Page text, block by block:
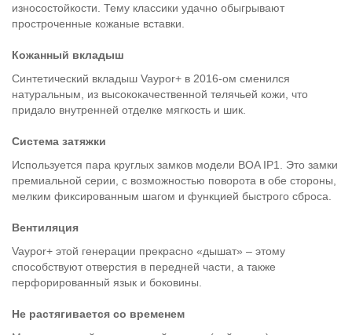
износостойкости. Тему классики удачно обыгрывают
простроченные кожаные вставки.
Кожанный вкладыш
Синтетический вкладыш Vaypor+ в 2016-ом сменился
натуральным, из высококачественной телячьей кожи, что
придало внутренней отделке мягкость и шик.
Система затяжки
Используется пара круглых замков модели BOA IP1. Это замки
премиальной серии, с возможностью поворота в обе стороны,
мелким фиксированным шагом и функцией быстрого сброса.
Вентиляция
Vaypor+ этой генерации прекрасно «дышат» – этому
способствуют отверстия в передней части, а также
перфорированный язык и боковины.
Не растягивается со временем